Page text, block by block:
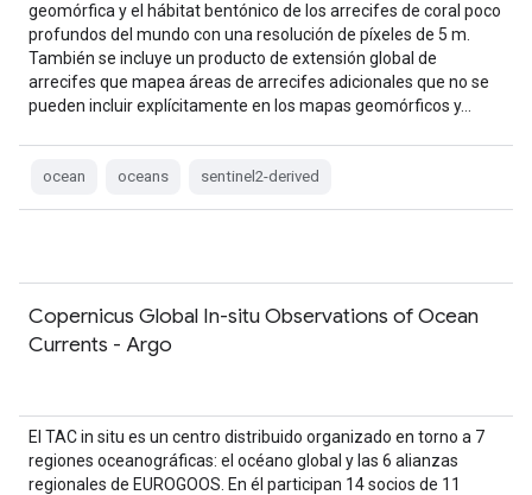
geomórfica y el hábitat bentónico de los arrecifes de coral poco
profundos del mundo con una resolución de píxeles de 5 m.
También se incluye un producto de extensión global de
arrecifes que mapea áreas de arrecifes adicionales que no se
pueden incluir explícitamente en los mapas geomórficos y…
ocean oceans sentinel2-derived
Copernicus Global In-situ Observations of Ocean
Currents - Argo
El TAC in situ es un centro distribuido organizado en torno a 7
regiones oceanográficas: el océano global y las 6 alianzas
regionales de EUROGOOS. En él participan 14 socios de 11